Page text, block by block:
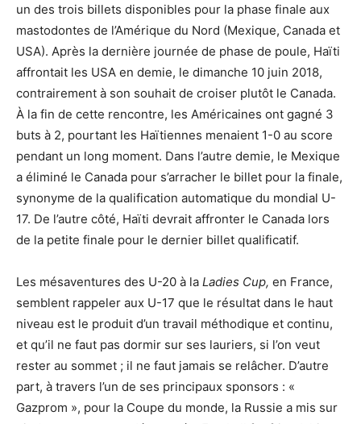
un des trois billets disponibles pour la phase finale aux
mastodontes de l’Amérique du Nord (Mexique, Canada et
USA). Après la dernière journée de phase de poule, Haïti
affrontait les USA en demie, le dimanche 10 juin 2018,
contrairement à son souhait de croiser plutôt le Canada.
À la fin de cette rencontre, les Américaines ont gagné 3
buts à 2, pourtant les Haïtiennes menaient 1-0 au score
pendant un long moment. Dans l’autre demie, le Mexique
a éliminé le Canada pour s’arracher le billet pour la finale,
synonyme de la qualification automatique du mondial U-
17. De l’autre côté, Haïti devrait affronter le Canada lors
de la petite finale pour le dernier billet qualificatif.
Les mésaventures des U-20 à la Ladies Cup, en France,
semblent rappeler aux U-17 que le résultat dans le haut
niveau est le produit d’un travail méthodique et continu,
et qu’il ne faut pas dormir sur ses lauriers, si l’on veut
rester au sommet ; il ne faut jamais se relâcher. D’autre
part, à travers l’un de ses principaux sponsors : «
Gazprom », pour la Coupe du monde, la Russie a mis sur